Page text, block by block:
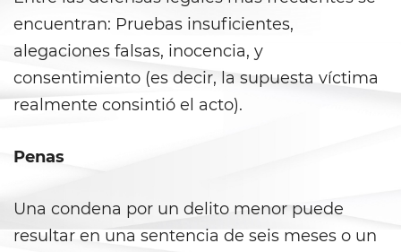
Suspendida
Evadir a un Oficial de Policía
Homicidio Vehicular
Apropiación Indebida De
Fondos Públicos
encuentran: Pruebas insuficientes,
alegaciones falsas, inocencia, y
consentimiento (es decir, la supuesta víctima
realmente consintió el acto).
Penas
Una condena por un delito menor puede
resultar en una sentencia de seis meses o un